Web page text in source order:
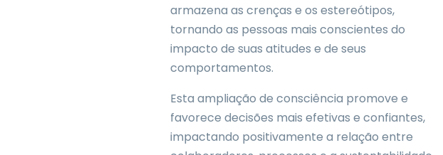
armazena as crenças e os estereótipos,
tornando as pessoas mais conscientes do
impacto de suas atitudes e de seus
comportamentos.
Esta ampliação de consciência promove e
favorece decisões mais efetivas e confiantes,
impactando positivamente a relação entre